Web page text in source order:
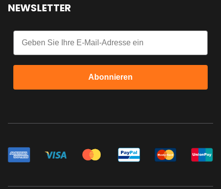
NEWSLETTER
Email
Abonnieren